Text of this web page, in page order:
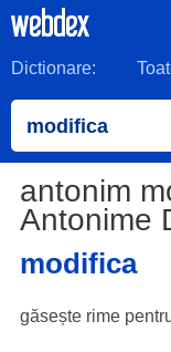
Dictionare:
antonim
Antonime
modifica
găsește rime